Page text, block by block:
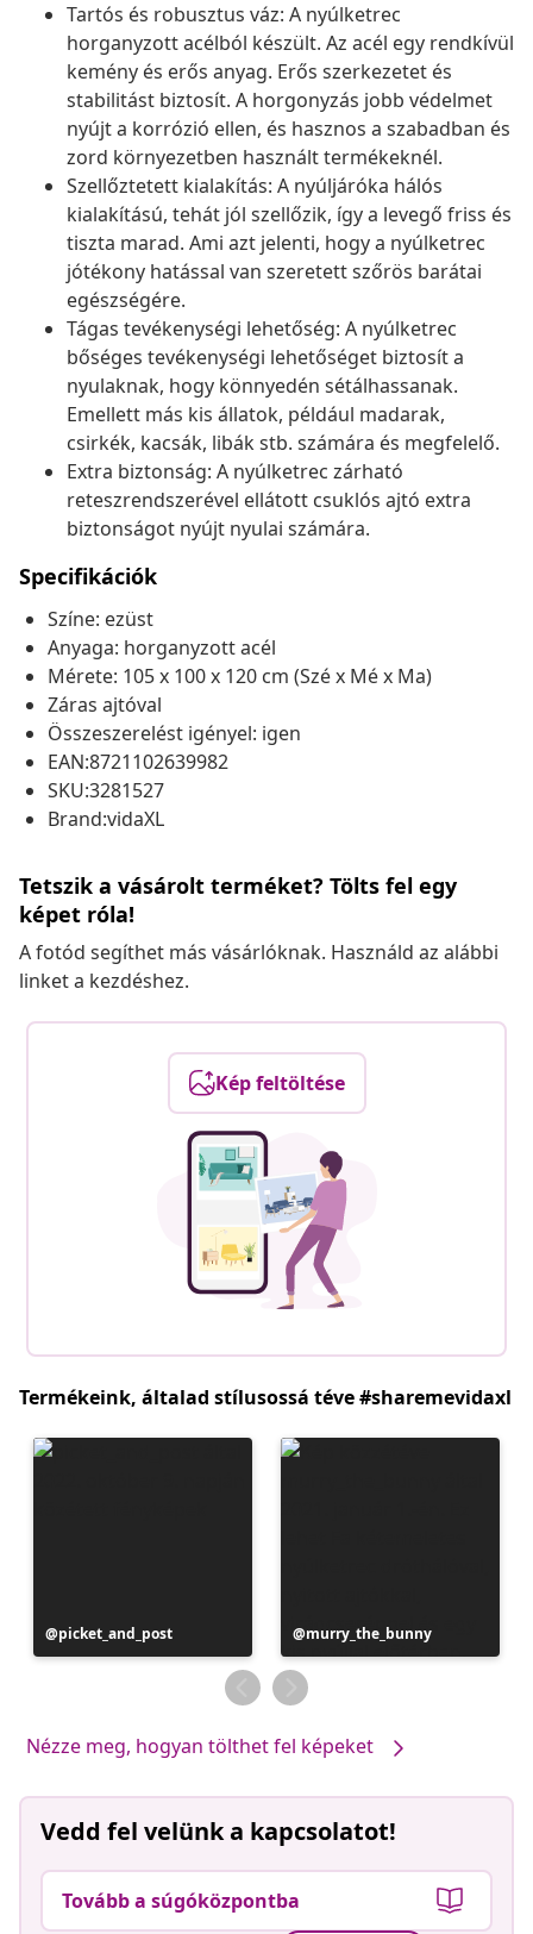
Tartós és robusztus váz: A nyúlketrec
horganyzott acélból készült. Az acél egy rendkívül
kemény és erős anyag. Erős szerkezetet és
stabilitást biztosít. A horgonyzás jobb védelmet
nyújt a korrózió ellen, és hasznos a szabadban és
zord környezetben használt termékeknél.
Szellőztetett kialakítás: A nyúljáróka hálós
kialakítású, tehát jól szellőzik, így a levegő friss és
tiszta marad. Ami azt jelenti, hogy a nyúlketrec
jótékony hatással van szeretett szőrös barátai
egészségére.
Tágas tevékenységi lehetőség: A nyúlketrec
bőséges tevékenységi lehetőséget biztosít a
nyulaknak, hogy könnyedén sétálhassanak.
Emellett más kis állatok, például madarak,
csirkék, kacsák, libák stb. számára és megfelelő.
Extra biztonság: A nyúlketrec zárható
reteszrendszerével ellátott csuklós ajtó extra
biztonságot nyújt nyulai számára.
Specifikációk
Színe: ezüst
Anyaga: horganyzott acél
Mérete: 105 x 100 x 120 cm (Szé x Mé x Ma)
Záras ajtóval
Összeszerelést igényel: igen
EAN:8721102639982
SKU:3281527
Brand:vidaXL
Tetszik a vásárolt terméket? Tölts fel egy
képet róla!
A fotód segíthet más vásárlóknak. Használd az alábbi
linket a kezdéshez.
Kép feltöltése
Termékeink, általad stílusossá téve #sharemevidaxl
Bejegyzés
közzétevője
picket_and_post
Bejegyzés
közzétevője
murry_the_bunny
Nézze meg, hogyan tölthet fel képeket
Vedd fel velünk a kapcsolatot!
Tovább a súgóközpontba